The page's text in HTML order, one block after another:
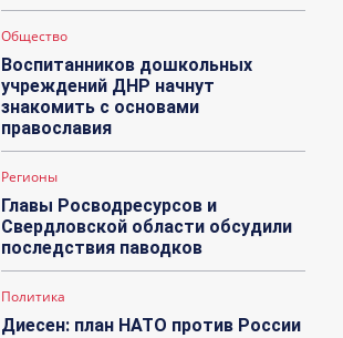
Общество
Воспитанников дошкольных
учреждений ДНР начнут
знакомить с основами
православия
Регионы
Главы Росводресурсов и
Свердловской области обсудили
последствия паводков
Политика
Диесен: план НАТО против России